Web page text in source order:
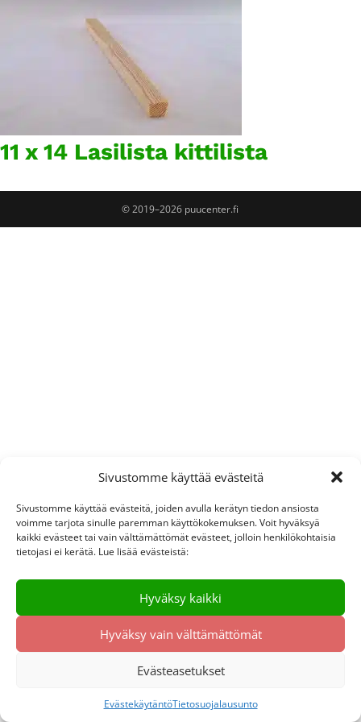
Sivustomme käyttää evästeitä
Sivustomme käyttää evästeitä, joiden avulla kerätyn tiedon ansiosta
voimme tarjota sinulle paremman käyttökokemuksen. Voit hyväksyä
kaikki evästeet tai vain välttämättömät evästeet, jolloin henkilökohtaisia
tietojasi ei kerätä. Lue lisää evästeistä:
Hyväksy kaikki
Hyväksy vain välttämättömät
Evästeasetukset
EvästekäytäntöTietosuojalausunto
11 x 14 Lasilista kittilista
© 2019–2026 puucenter.fi